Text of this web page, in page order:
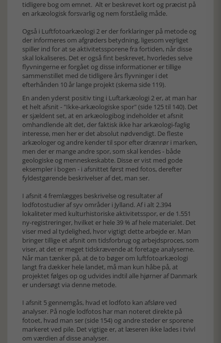
tidligere bog om emnet. Alt er beskrevet kort og præcist på
en arkæologisk forsvarlig og nem forståelig måde.
Også i Luftfotoarkæologi 2 er der forklaringer på metode og
der informeres om afgrøders betydning, ligesom vejrliget
spiller ind for at se aktivitetssporene fra fortiden, når disse
skal lokaliseres. Det er også fint beskrevet, hvorledes selve
flyvningerne er forgået og disse informationer er tillige
sammenstillet med de tidligere års flyvninger i det
efterhånden 10 år lange projekt (skema side 119).
En anden yderst positiv ting i Luftarkæologi 2 er, at man har
et helt afsnit - "Ikke-arkæologiske spor" (side 125 til 140). Det
er sjældent set, at en arkæologibog indeholder et afsnit
omhandlende alt det, der faktisk ikke har arkæologi-faglig
interesse, men her er det absolut nødvendigt. De fleste
arkæologer og andre kender til spor efter drænrør i marken,
men der er mange andre spor, som skal kendes - både
geologiske og menneskeskabte. Disse er vist med gode
eksempler i bogen - i afsnittet først med fotos, derefter
fyldestgørende beskrivelser af det, man ser.
I afsnit 4 fremlægges beskrivelse og resultater af
lodfotostudier af syv områder i Jylland. Af i alt 2.394
lokaliteter med kulturhistoriske aktivitetsspor, er de 1.551
ny-registreringer, hvilket er hele 39 % af hele materialet. Det
viser med al tydelighed, hvor vigtigt dette arbejde er. Man
bringer tillige et afsnit om tidsforbrug og arbejdsproces, som
viser, at det er meget tidskrævende at foretage analyserne.
Når man tænker på, at de to bøger om luftfotoarkæologi
langt fra dækker hele landet, må man kun håbe på, at
projektet følges op og udvides indtil alle hjørner af Danmark
er undersøgt via denne metode.
I afsnit 5 gennemgås, hvad et lodfoto kan afsløre ved
analyser. På nogle lodfotos har man noteret direkte på
fotoet, hvad man ser (side 154) og andre steder er sporene
markeret ved pile. Det vigtige er, at læseren ikke lades i tvivl
om værdien af disse analyser.